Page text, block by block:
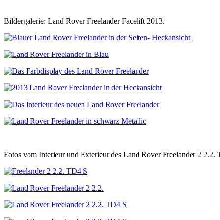
Bildergalerie: Land Rover Freelander Facelift 2013.
Fotos vom Interieur und Exterieur des Land Rover Freelander 2 2.2.